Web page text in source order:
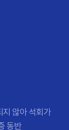
지 않아 석회가
동반